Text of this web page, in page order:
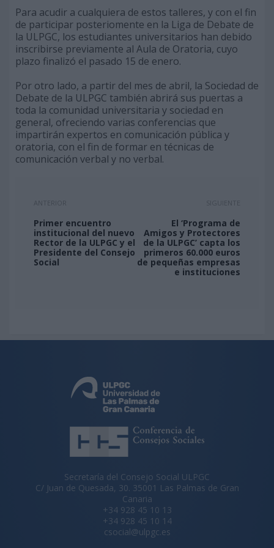
Para acudir a cualquiera de estos talleres, y con el fin
de participar posteriomente en la Liga de Debate de
la ULPGC, los estudiantes universitarios han debido
inscribirse previamente al Aula de Oratoria, cuyo
plazo finalizó el pasado 15 de enero.
Por otro lado, a partir del mes de abril, la Sociedad de
Debate de la ULPGC también abrirá sus puertas a
toda la comunidad universitaria y sociedad en
general, ofreciendo varias conferencias que
impartirán expertos en comunicación pública y
oratoria, con el fin de formar en técnicas de
comunicación verbal y no verbal.
ANTERIOR
Primer encuentro
institucional del nuevo
Rector de la ULPGC y el
Presidente del Consejo
Social
SIGUIENTE
El ‘Programa de
Amigos y Protectores
de la ULPGC’ capta los
primeros 60.000 euros
de pequeñas empresas
e instituciones
Secretaría del Consejo Social ULPGC
C/ Juan de Quesada, 30. 35001 Las Palmas de Gran
Canaria
+34 928 45 10 13
+34 928 45 10 14
csocial@ulpgc.es